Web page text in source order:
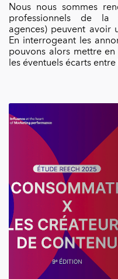
Nous nous sommes
professionnels de la
agences) peuvent avoir
En interrogeant les
pouvons alors mettre
les éventuels écarts